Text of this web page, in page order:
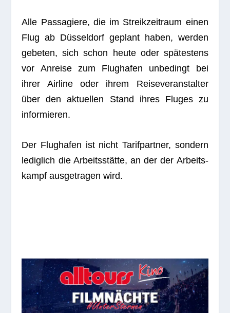
Alle Pas­sa­giere, die im Streik­zeit­raum einen
Flug ab Düs­sel­dorf geplant haben, wer­den
gebe­ten, sich schon heute oder spä­tes­tens
vor Anreise zum Flug­ha­fen unbe­dingt bei
ihrer Air­line oder ihrem Rei­se­ver­an­stal­ter
über den aktu­el­len Stand ihres Flu­ges zu
informieren.
Der Flug­ha­fen ist nicht Tarif­part­ner, son­dern
ledig­lich die Arbeits­stätte, an der der Arbeits­
kampf aus­ge­tra­gen wird.